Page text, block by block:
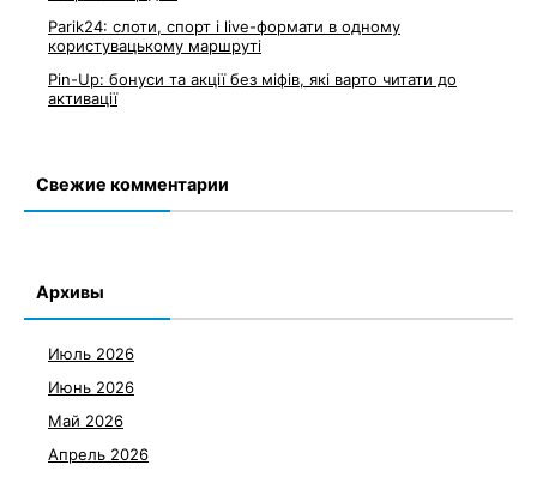
Parik24: слоти, спорт і live-формати в одному
користувацькому маршруті
Pin-Up: бонуси та акції без міфів, які варто читати до
активації
Свежие комментарии
Архивы
Июль 2026
Июнь 2026
Май 2026
Апрель 2026